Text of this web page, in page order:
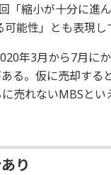
「縮小が十分に進
能性」とも表現し
年3月から7月に
る。仮に売却する
売れないMBSとい
り